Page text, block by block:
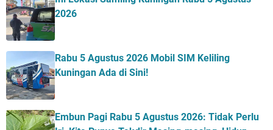
2026
Rabu 5 Agustus 2026 Mobil SIM Keliling
Kuningan Ada di Sini!
Embun Pagi Rabu 5 Agustus 2026: Tidak Perlu